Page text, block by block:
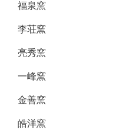
福泉窯
李荘窯
亮秀窯
一峰窯
金善窯
皓洋窯